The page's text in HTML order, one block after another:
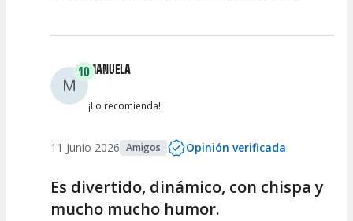
M
10MANUELA
¡Lo recomienda!
11 Junio 2026 Amigos Opinión verificada
Es divertido, dinámico, con chispa y
mucho mucho humor.